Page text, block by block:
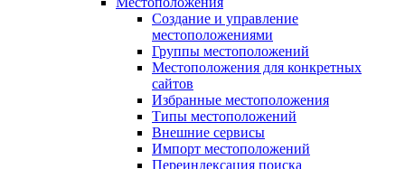
Создание и управление
местоположениями
Группы местоположений
Местоположения для конкретных
сайтов
Избранные местоположения
Типы местоположений
Внешние сервисы
Импорт местоположений
Переиндексация поиска